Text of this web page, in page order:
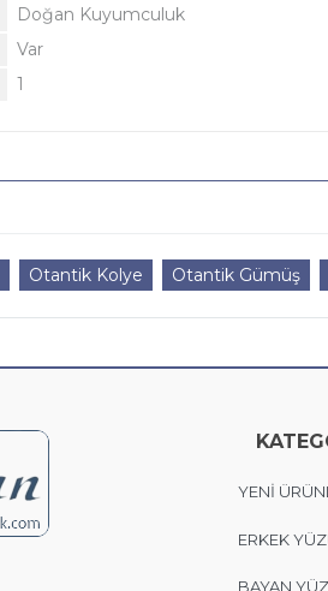
Doğan Kuyumculuk
Var
1
Otantik Kolye Otantik Gümüş
YENİ
ERKEK
BAYAN